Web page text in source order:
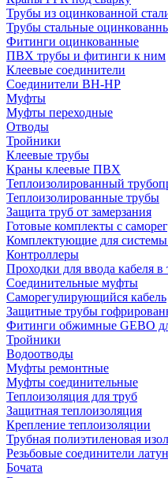
Трубы из оцинкованной
Трубы стальные
Фитинги оцинкованные
ПВХ трубы и фитинги к ним
Клеевые соединители
Соединители ВН-НР
Муфты
Муфты переходные
Отводы
Тройники
Клеевые трубы
Краны клеевые ПВХ
Теплоизолированный
Теплоизолированные трубы
Защита труб от замерзания
Готовые комплекты с
Комплектующие для системы
Контроллеры
Проходки для ввода кабеля в
Соединительные муфты
Саморегулирующийся кабель
Защитные трубы
Фитинги обжимные GEBO
Тройники
Водоотводы
Муфты ремонтные
Муфты соединительные
Теплоизоляция для труб
Защитная теплоизоляция
Крепление теплоизоляции
Трубная полиэтиленовая
Резьбовые соединители
Бочата